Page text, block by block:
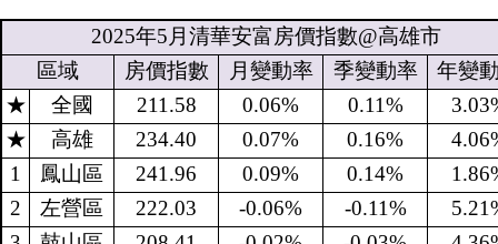
2025年5 月清華安富房價指數@高雄市
區域
房價指數 月變動率 季變動率
年變
★
全國 211.58 0.06% 0.11%
★
高雄 234.40 0.07% 0.16%
1
鳳山區 241.96 0.09% 0.14%
2
左營區 222.03 -0.06% -0.11%